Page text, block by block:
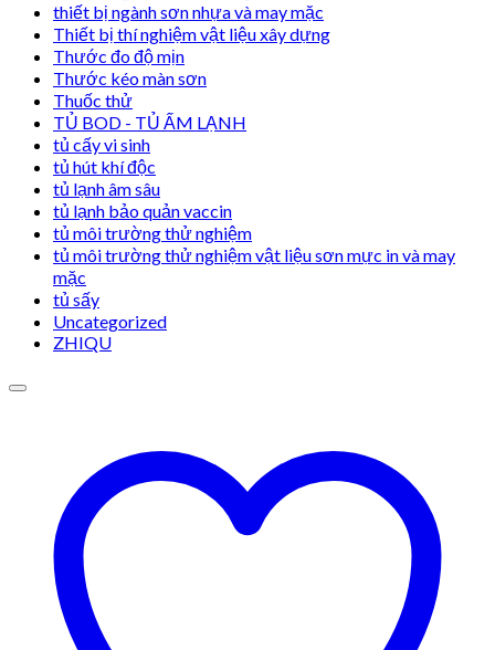
thiết bị ngành sơn nhựa và may mặc
Thiết bị thí nghiệm vật liệu xây dựng
Thước đo độ mịn
Thước kéo màn sơn
Thuốc thử
TỦ BOD - TỦ ẤM LẠNH
tủ cấy vi sinh
tủ hút khí độc
tủ lạnh âm sâu
tủ lạnh bảo quản vaccin
tủ môi trường thử nghiệm
tủ môi trường thử nghiệm vật liệu sơn mực in và may
mặc
tủ sấy
Uncategorized
ZHIQU